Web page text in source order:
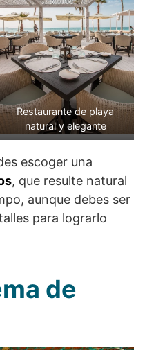
Restaurante de playa
natural y elegante
escoger una
, que resulte natural
aunque debes ser
para lograrlo
de